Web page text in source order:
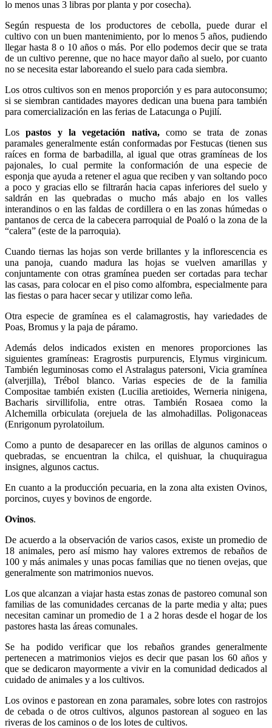
lo menos unas 3 libras por planta y por cosecha).
Según respuesta de los productores de cebolla, puede durar el
cultivo con un buen mantenimiento, por lo menos 5 años, pudiendo
llegar hasta 8 o 10 años o más. Por ello podemos decir que se trata
de un cultivo perenne, que no hace mayor daño al suelo, por cuanto
no se necesita estar laboreando el suelo para cada siembra.
Los otros cultivos son en menos proporción y es para autoconsumo;
si se siembran cantidades mayores dedican una buena para también
para comercialización en las ferias de Latacunga o Pujilí.
Lospastos y la vegetación nativa, como se trata de zonas
paramales generalmente están conformadas por Festucas (tienen sus
raíces en forma de barbadilla, al igual que otras gramíneas de los
pajonales, lo cual permite la conformación de una especie de
esponja que ayuda a retener el agua que reciben y van soltando poco
a poco y gracias ello se filtrarán hacia capas inferiores del suelo y
saldrán en las quebradas o mucho más abajo en los valles
interandinos o en las faldas de cordillera o en las zonas húmedas o
pantanos de cerca de la cabecera parroquial de Poaló o la zona de la
“calera” (este de la parroquia).
Cuando tiernas las hojas son verde brillantes y la inflorescencia es
una panoja, cuando madura las hojas se vuelven amarillas y
conjuntamente con otras gramínea pueden ser cortadas para techar
las casas, para colocar en el piso como alfombra, especialmente para
las fiestas o para hacer secar y utilizar como leña.
Otra especie de gramínea es el calamagrostis, hay variedades de
Poas, Bromus y la paja de páramo.
Además delos indicados existen en menores proporciones las
siguientes gramíneas: Eragrostis purpurencis, Elymus virginicum.
También leguminosas como el Astralagus patersoni, Vicia gramínea
(alverjilla), Trébol blanco. Varias especies de de la familia
Compositae también existen (Lucilia aretioides, Werneria ninigena,
Bacharis sirvillifolia, entre otras. También Rosaea como la
Alchemilla orbiculata (orejuela de las almohadillas. Poligonaceas
(Enrigonum pyrolatoilum.
Como a punto de desaparecer en las orillas de algunos caminos o
quebradas, se encuentran la chilca, el quishuar, la chuquiragua
insignes, algunos cactus.
En cuanto a la producción pecuaria, en la zona alta existen Ovinos,
porcinos, cuyes y bovinos de engorde.
Ovinos.
De acuerdo a la observación de varios casos, existe un promedio de
18 animales, pero así mismo hay valores extremos de rebaños de
100 y más animales y unas pocas familias que no tienen ovejas, que
generalmente son matrimonios nuevos.
Los que alcanzan a viajar hasta estas zonas de pastoreo comunal son
familias de las comunidades cercanas de la parte media y alta; pues
necesitan caminar un promedio de 1 a 2 horas desde el hogar de los
pastores hasta las áreas comunales.
Se ha podido verificar que los rebaños grandes generalmente
pertenecen a matrimonios viejos es decir que pasan los 60 años y
que se dedicaron mayormente a vivir en la comunidad dedicados al
cuidado de animales y a los cultivos.
Los ovinos e pastorean en zona paramales, sobre lotes con rastrojos
de cebada o de otros cultivos, algunos pastorean al sogueo en las
riveras de los caminos o de los lotes de cultivos.